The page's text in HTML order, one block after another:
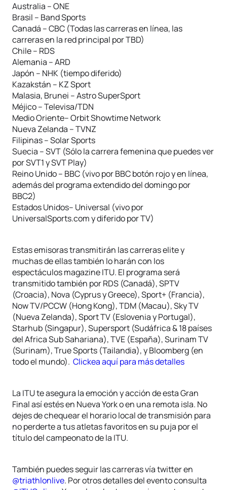
Australia – ONE
Brasil – Band Sports
Canadá – CBC (Todas las carreras en línea, las
carreras en la red principal por TBD)
Chile – RDS
Alemania – ARD
Japón – NHK (tiempo diferido)
Kazakstán – KZ Sport
Malasia, Brunei – Astro SuperSport
Méjico – Televisa/TDN
Medio Oriente– Orbit Showtime Network
Nueva Zelanda – TVNZ
Filipinas – Solar Sports
Suecia – SVT (Sólo la carrera femenina que puedes ver
por SVT1 y SVT Play)
Reino Unido – BBC (vivo por BBC botón rojo y en línea,
además del programa extendido del domingo por
BBC2)
Estados Unidos– Universal (vivo por
UniversalSports.com y diferido por TV)
Estas emisoras transmitirán las carreras elite y
muchas de ellas también lo harán con los
espectáculos magazine ITU. El programa será
transmitido también por RDS (Canadá), SPTV
(Croacia), Nova (Cyprus y Greece), Sport+ (Francia),
Now TV/PCCW (Hong Kong), TDM (Macau), Sky TV
(Nueva Zelanda), Sport TV (Eslovenia y Portugal),
Starhub (Singapur), Supersport (Sudáfrica & 18 países
del Africa Sub Sahariana), TVE (España), Surinam TV
(Surinam), True Sports (Tailandia), y Bloomberg (en
todo el mundo). Clickea aquí para más detalles
La ITU te asegura la emoción y acción de esta Gran
Final así estés en Nueva York o en una remota isla. No
dejes de chequear el horario local de transmisión para
no perderte a tus atletas favoritos en su puja por el
título del campeonato de la ITU.
También puedes seguir las carreras vía twitter en
@triathlonlive. Por otros detalles del evento consulta